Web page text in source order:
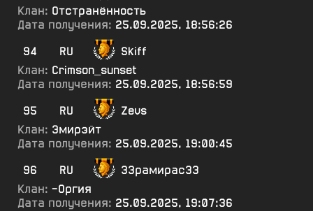
Клан: Отстранённость
Дата получения: 25.09.2025, 18:56:26
94
RU
Skiff
Клан: Crimson_sunset
Дата получения: 25.09.2025, 18:56:59
95
RU
Zevs
Клан: Эмирэйт
Дата получения: 25.09.2025, 19:00:45
96
RU
33рамирас33
Клан: -Оргия
Дата получения: 25.09.2025, 19:07:36